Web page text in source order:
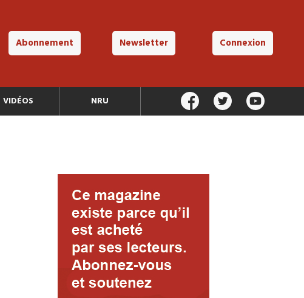
Abonnement Newsletter Connexion
VIDÉOS NRU